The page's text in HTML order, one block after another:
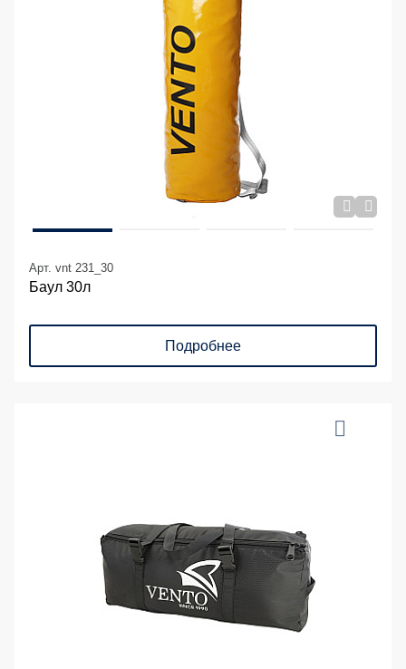
Арт. vnt 231_30
Баул 30л
Подробнее